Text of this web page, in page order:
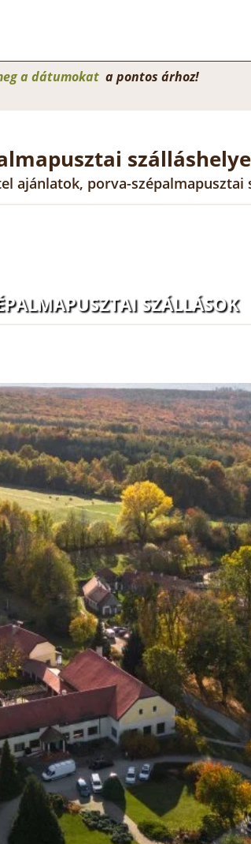
a dátumokat a pontos árhoz!
ajánlatok, porva-szépalmapusztai
SZÁLLÁSOK